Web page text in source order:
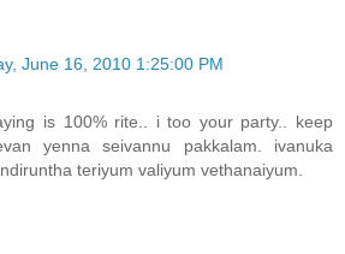
June 16, 2010 1:25:00 PM
is 100% rite.. i too your party.. keep
yenna seivannu pakkalam. ivanuka
teriyum valiyum vethanaiyum.